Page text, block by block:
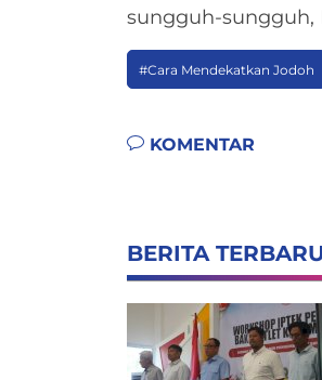
sungguh-sungguh,
#Cara Mendekatkan Jodoh
KOMENTAR
BERITA